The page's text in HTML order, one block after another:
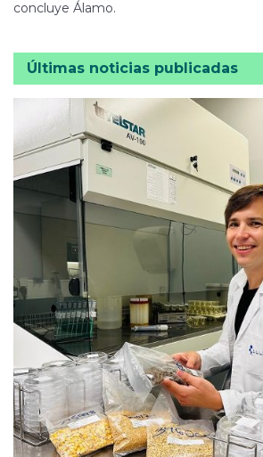
concluye Álamo.
Últimas noticias publicadas